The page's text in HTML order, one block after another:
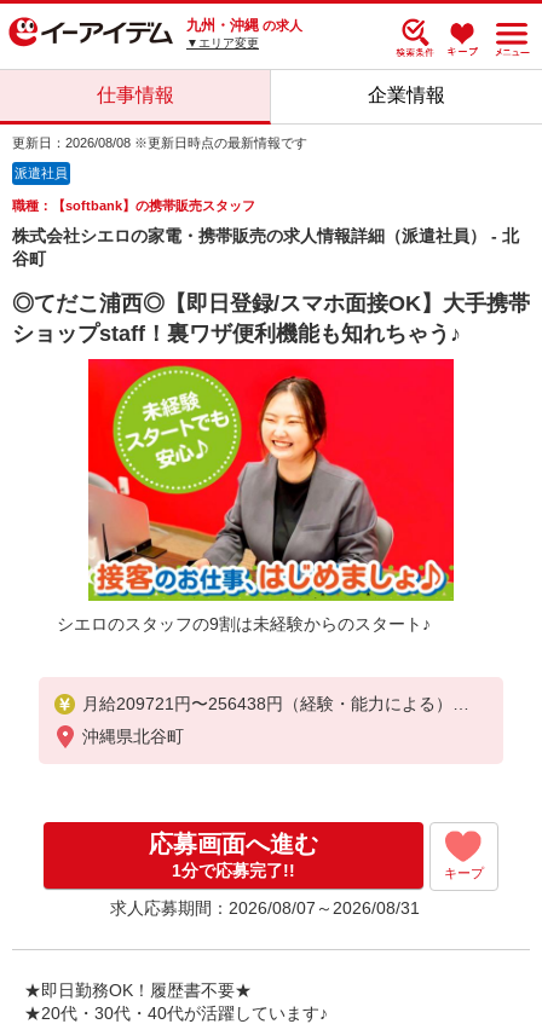
九州・沖縄 の求人
▼エリア変更
仕事情報 企業情報
更新日：2026/08/08 ※更新日時点の最新情報です
派遣社員
職種：【softbank】の携帯販売スタッフ
株式会社シエロの家電・携帯販売の求人情報詳細（派遣社員） - 北
谷町
◎てだこ浦西◎【即日登録/スマホ面接OK】大手携帯
ショップstaff！裏ワザ便利機能も知れちゃう♪
シエロのスタッフの9割は未経験からのスタート♪
月給209721円〜256438円（経験・能力による）
※残業代支給
★交通費別途支給（規定あり）
入社祝い金10万円支給(規定有)
お友達を紹介頂くと,
インセンティブ支給(規定有)
゜・。○。・゜+゜・。○。・゜+゜
沖縄県北谷町
応募画面へ進む
1分で応募完了!! キープ
求人応募期間：2026/08/07～2026/08/31
★即日勤務OK！履歴書不要★
★20代・30代・40代が活躍しています♪